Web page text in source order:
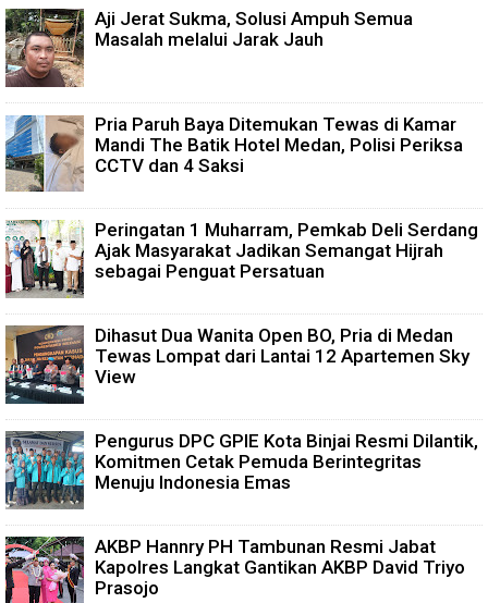
Aji Jerat Sukma, Solusi Ampuh Semua
Masalah melalui Jarak Jauh
Pria Paruh Baya Ditemukan Tewas di Kamar
Mandi The Batik Hotel Medan, Polisi Periksa
CCTV dan 4 Saksi
Peringatan 1 Muharram, Pemkab Deli Serdang
Ajak Masyarakat Jadikan Semangat Hijrah
sebagai Penguat Persatuan
Dihasut Dua Wanita Open BO, Pria di Medan
Tewas Lompat dari Lantai 12 Apartemen Sky
View
Pengurus DPC GPIE Kota Binjai Resmi Dilantik,
Komitmen Cetak Pemuda Berintegritas
Menuju Indonesia Emas
AKBP Hannry PH Tambunan Resmi Jabat
Kapolres Langkat Gantikan AKBP David Triyo
Prasojo